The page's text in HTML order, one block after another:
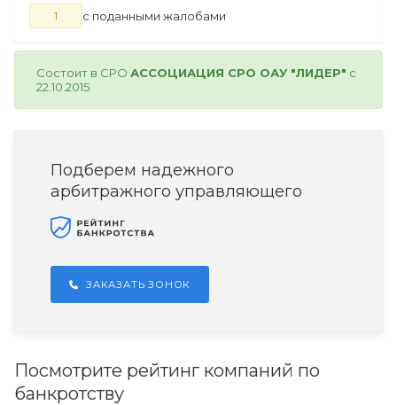
1 с поданными жалобами
Состоит в СРО АССОЦИАЦИЯ СРО ОАУ "ЛИДЕР" с
22.10.2015
Подберем надежного
арбитражного управляющего
ЗАКАЗАТЬ ЗОНОК
Посмотрите рейтинг компаний по
банкротству